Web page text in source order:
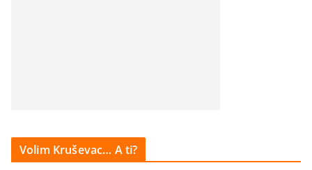
Volim Kruševac… A ti?